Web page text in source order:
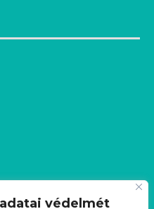
védelmét